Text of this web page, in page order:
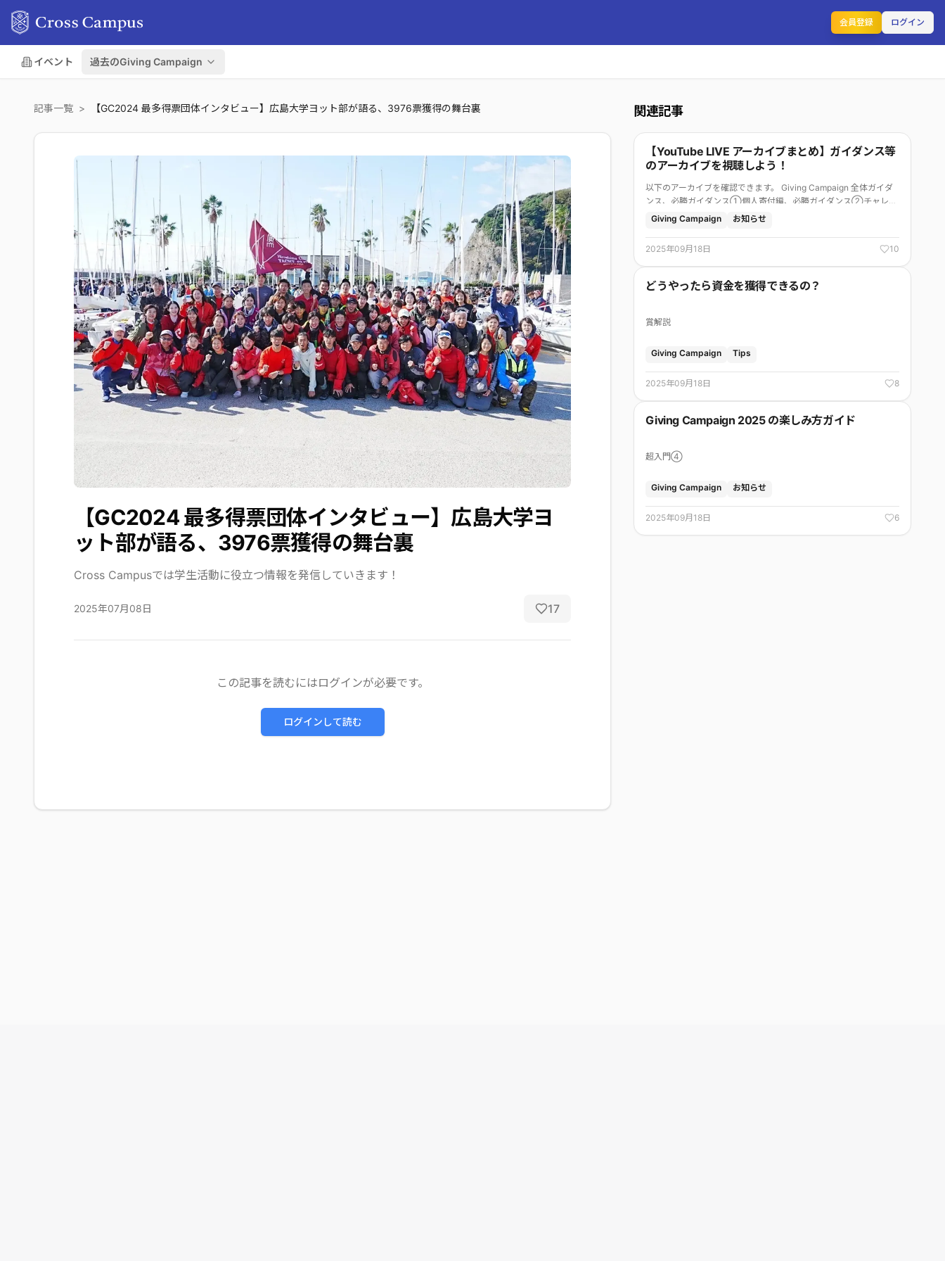
会員登録 ログイン
イベント 過去のGiving Campaign
記事一覧 > 【GC2024 最多得票団体インタビュー】広島大学ヨット部が語る、3976票獲得の舞台裏
【GC2024 最多得票団体インタビュー】広島大学ヨ
ット部が語る、3976票獲得の舞台裏
Cross Campusでは学生活動に役立つ情報を発信していきます！
2025年07月08日 17
この記事を読むにはログインが必要です。
ログインして読む
関連記事
【YouTube LIVE アーカイブまとめ】ガイダンス等
のアーカイブを視聴しよう！
以下のアーカイブを確認できます。 Giving Campaign 全体ガイダ
ンス、必勝ガイダンス①個人寄付編、必勝ガイダンス②チャレン
ジ賞・企業賞編、前前前夜祭、中間報告会①、ファイナルフライ
Giving Campaign お知らせ
2025年09月18日 10
どうやったら資金を獲得できるの？
賞解説
Giving Campaign Tips
2025年09月18日 8
Giving Campaign 2025 の楽しみ方ガイド
超入門④
Giving Campaign お知らせ
2025年09月18日 6